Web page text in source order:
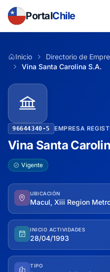
PortalChile
Inicio
Directorio de
Vina Santa Carolina S.A.
96644340-5 EMPRESA
Vina Santa
Vigente
UBICACIÓN
Macul, Xiii Region
INICIO ACTIVIDADES
28/04/1993
TIPO